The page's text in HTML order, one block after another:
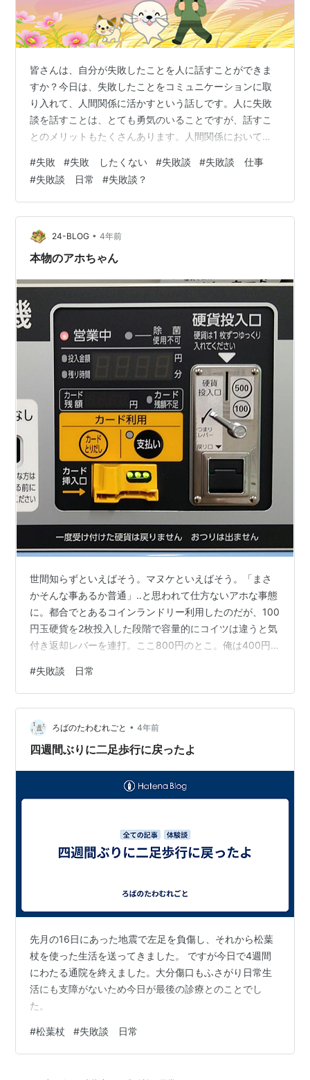
皆さんは、自分が失敗したことを人に話すことができま
すか？今日は、失敗したことをコミュニケーションに取
り入れて、人間関係に活かすという話しです。人に失敗
談を話すことは、とても勇気のいることですが、話すこ
とのメリットもたくさんあります。人間関係において、
そして、シーン別に会話例を紹介しています。ぜひ、参
考にしてください。 失敗談がもたらす効果 失敗談をつか
った会話例 親しい関係になりたいとき 上司が部下に対し
て注意を与えるとき 本日のまとめ 人は得てして自分をよ
く見せようとします。 自分の短所や弱い部分をすすんで
明かす人は少ないのではないでしょうか…
#失敗 #失敗 したくない #失敗談 #失敗談 仕事
#失敗談 日常 #失敗談？
24-BLOG • 4年前
本物のアホちゃん
世間知らずといえばそう。マヌケといえばそう。「まさ
かそんな事あるか普通」‥と思われて仕方ないアホな事態
に。都合でとあるコインランドリー利用したのだが、100
円玉硬貨を2枚投入した段階で容量的にコイツは違うと気
付き返却レバーを連打。ここ800円のとこ。俺は400円
ゃん。 俺は400円のとこ行きたい。 再び返却レバーを鬼
連打。 やっぱり反応ない。 鎮座すること山の如し。‥よ
く見ると何か書いてある。つり、つ、つま、、り・・？
つまりなんじゃい！ ハッキリ言えや！！また一つ社会人
の階段を降りました。（一目で気付けよ俺‥）
#失敗談 日常
ろばのたわむれごと • 4年前
四週間ぶりに二足歩行に戻ったよ
先月の16日にあった地震で左足を負傷し、それから松葉
杖を使った生活を送ってきました。 ですが今日で4週間
にわたる通院を終えました。大分傷口もふさがり日常生
活にも支障がないため今日が最後の診療とのことでし
た。
#松葉杖 #失敗談 日常